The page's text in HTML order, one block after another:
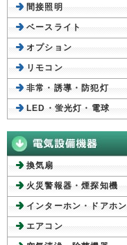
間接照明
ベースライト
オプション
リモコン
非常・誘導・防犯灯
LED・蛍光灯・電球
換気扇
火災警報器・煙探知機
インターホン・ドアホン
エアコン